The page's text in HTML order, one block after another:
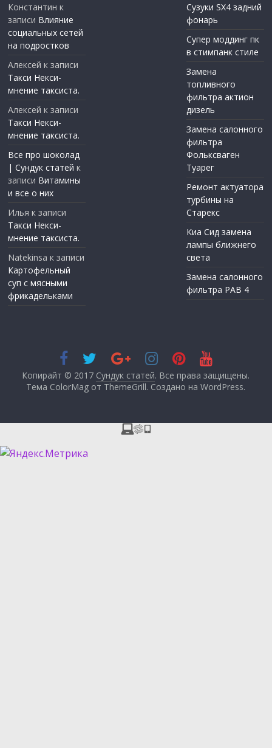
Константин к
записи Влияние
социальных сетей
на подростков
Алексей к записи
Такси Некси-
мнение таксиста.
Алексей к записи
Такси Некси-
мнение таксиста.
Все про шоколад
| Сундук статей к
записи Витамины
и все о них
Илья к записи
Такси Некси-
мнение таксиста.
Natekinsa к записи
Картофельный
суп с мясными
фрикадельками
Сузуки SX4 задний
фонарь
Супер моддинг пк
в стимпанк стиле
Замена
топливного
фильтра актион
дизель
Замена салонного
фильтра
Фольксваген
Туарег
Ремонт актуатора
турбины на
Старекс
Киа Сид замена
лампы ближнего
света
Замена салонного
фильтра РАВ 4
Копирайт © 2017 Сундук статей. Все права защищены.
Тема ColorMag от ThemeGrill. Создано наWordPress.